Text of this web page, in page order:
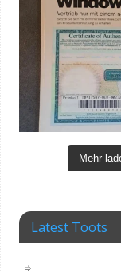
Mehr
Latest Toots